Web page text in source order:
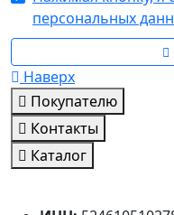
персональных
Наверх
Покупателю
Контакты
Каталог